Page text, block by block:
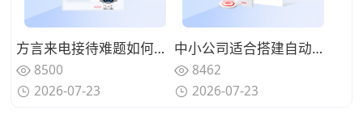
方言来电接待难题如何解决？具备方言识别能力的AI语音机器人怎么筛选？
8500
2026-07-23
中小公司适合搭建自动化呼叫体系吗？轻量化AI语音机器人怎么落地？
8462
2026-07-23